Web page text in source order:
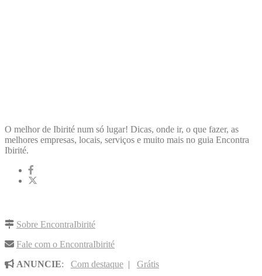
O melhor de Ibirité num só lugar! Dicas, onde ir, o que fazer, as
melhores empresas, locais, serviços e muito mais no guia Encontra
Ibirité.
Sobre EncontraIbirité
Fale com o EncontraIbirité
ANUNCIE: Com destaque | Grátis